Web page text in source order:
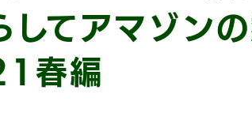
てアマゾン
春編